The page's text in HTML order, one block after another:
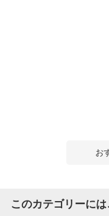
お
このカテゴリーに